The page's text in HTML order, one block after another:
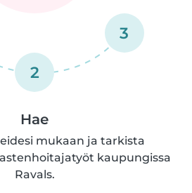
2
3
Hae
mukaan ja tarkista
kaupungissa
Ravals.